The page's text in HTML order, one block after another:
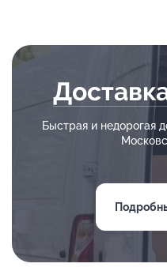
Быстрая и недорогая